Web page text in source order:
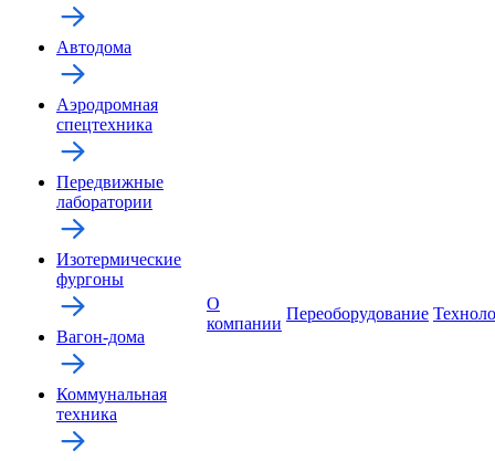
Автодома
Аэродромная
спецтехника
Передвижные
лаборатории
Изотермические
фургоны
Вагон-дома
Коммунальная
техника
О
компании
Переоборудование